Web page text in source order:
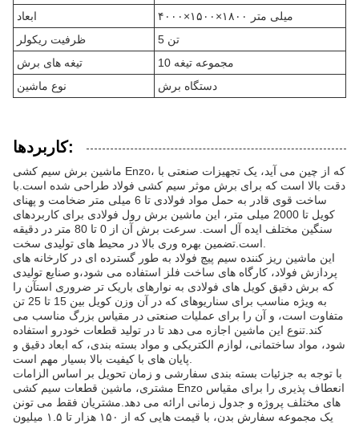
ابعاد
۴۰۰۰×۱۵۰۰×۱۸۰۰ میلی متر
ظرفیت ریکولر
5 تن
تیغه های برش
10 مجموعه تیغه
نوع ماشین
دستگاه برش
کاربردها:
ماشین برش سیم کشی Enzo، که از چین می آید، یک تجهیزات صنعتی با
دقت بالا است که برای برش موثر سیم کشی فولاد طراحی شده است.با
ساخت قوی قادر به حمل مواد فولادی تا 6 میلی متر ضخامت و پهنای
کویل تا 2000 میلی متر، این ماشین برش رول فولادی برای کاربردهای
سنگین مختلف ایده آل است. سرعت برش آن از 0 تا 80 متر در دقیقه
این ماشین ریز کننده سیم پیچ فولاد به طور گسترده ای در کارخانه های
پردازش فولاد، کارگاه های ساخت فلز استفاده می شود،و صنایع تولیدی
که برش دقیق کویل های فولادی به نوارهای باریک تر ضروری استآن را
به ویژه مناسب برای سناریوهای که در آن وزن کویل بین 15 تا 25 تن
متفاوت است، و آن را برای عملیات صنعتی در مقیاس بزرگ مناسب می
کند.تنوع این ماشین اجازه می دهد تا در تولید قطعات خودرو استفاده
شود، مواد ساختمانی، لوازم الکتریکی و مواد بسته بندی، که ابعاد دقیق و
با توجه به جزئیات بسته بندی سفارشی و زمان تحویل بر اساس الزامات
مشتری، ماشین قطعات سیم کشی Enzo انعطاف پذیری را برای مقیاس
های مختلف پروژه و جدول زمانی ارائه می دهد.مشتریان فقط می تونن
یک مجموعه سفارش بدن، با قیمت هایی که از ۱۵۰ هزار تا ۱.۵ میلیون